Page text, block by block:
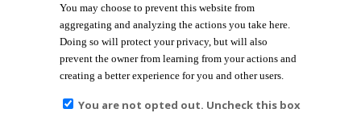
You may choose to prevent this website from
aggregating and analyzing the actions you take here.
Doing so will protect your privacy, but will also
prevent the owner from learning from your actions and
creating a better experience for you and other users.
You are not opted out. Uncheck this box